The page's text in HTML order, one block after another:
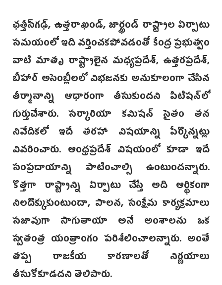
ఛత్తీస్‌గఢ్, ఉత్తరాఖండ్, జార్ఖండ్‌ రాష్ట్రాల ఏర్పాటు
సమయంలో ఇది వర్తించకపోవడంతో కేంద్ర ప్రభుత్వం
వాటి మాతృ రాష్ట్రాలైన మధ్యప్రదేశ్, ఉత్తరప్రదేశ్,
బీహార్ అసెంబ్లీ‌లలో విభజనకు అనుకూలంగా చేసిన
తీర్మానాన్ని ఆధారంగా తీసుకుందని పిటిషన్‌లో
గుర్తుచేశారు. సర్కారియా కమిషన్ సైతం తన
నివేదికలో ఇదే తరహా విషయాన్ని పేర్కొన్నట్లు
వివరించారు. ఆంధ్రప్రదే‌శ్ విషయంలో కూడా ఇదే
సంప్రదాయాన్ని పాటించాల్సి ఉంటుందన్నారు.
కొత్తగా రాష్ట్రాన్ని ఏర్పాటు చేస్తే అది ఆర్థికంగా
నిలదొక్కుకుంటుందా, పాలన, సంక్షేమ కార్యక్రమాలు
సజావుగా సాగుతాయా అ‌నే అంశాలను ఒక
స్వతంత్ర యంత్రాంగం పరిశీలించాలన్నారు. అంతే
తప్ప రాజకీయ కారణాలతో నిర్ణయాలు
తీసుకోకూడదని తెలిపారు.